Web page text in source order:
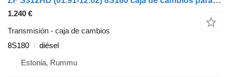
1.240 €
Transmisión - caja de cambios
8S180
diésel
Estonia, Rummu